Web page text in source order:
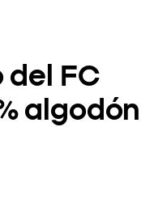
FC
algodón